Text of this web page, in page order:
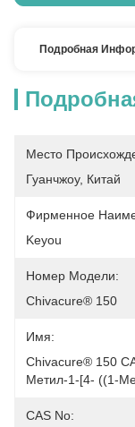
Подробная
Место
Гуанчжоу, Китай
Фирменное
Keyou
Номер Модели:
Chivacure® 150
Имя:
Chivacure® 150
Метил-1-[4- ((1-
CAS No: